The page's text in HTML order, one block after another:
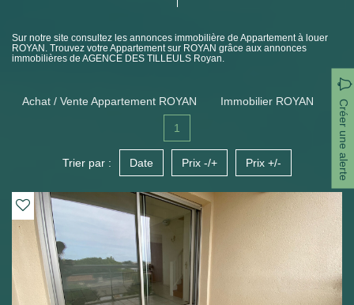
Sur notre site consultez les annonces immobilière de Appartement à louer
ROYAN. Trouvez votre Appartement sur ROYAN grâce aux annonces
immobilières de AGENCE DES TILLEULS Royan.
Achat / Vente Appartement ROYAN Immobilier ROYAN Créer une alerte
1
Trier par : Date Prix -/+ Prix +/-